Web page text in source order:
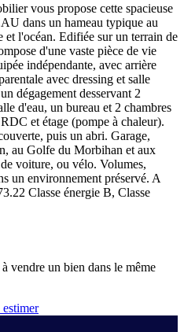
vous propose cette spacieuse
dans un hameau typique au
et l'océan. Edifiée sur un terrain de
d'une vaste pièce de vie
indépendante, avec arrière
avec dressing et salle
dégagement desservant 2
d'eau, un bureau et 2 chambres
et étage (pompe à chaleur).
puis un abri. Garage,
au Golfe du Morbihan et aux
voiture, ou vélo. Volumes,
un environnement préservé. A
Classe énergie B, Classe
vendre un bien dans le même